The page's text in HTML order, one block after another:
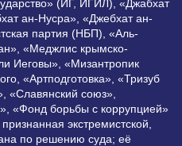
(ИГ, ИГИЛ), «Джабхат
ан-Нусра», «Джебхат ан-
партия (НБП), «Аль-
«Меджлис крымско-
Иеговы», «Мизантропик
«Артподготовка», «Тризуб
союз»,
«Фонд борьбы с коррупцией»
экстремистской,
по решению суда; её